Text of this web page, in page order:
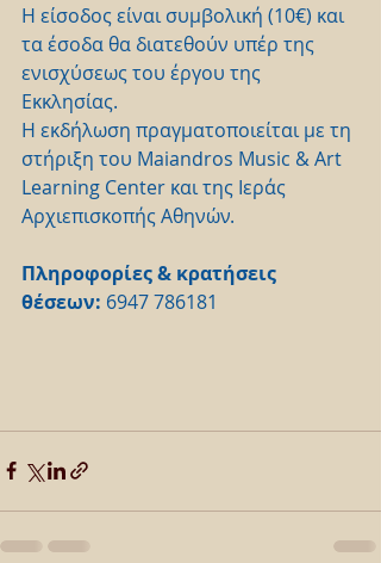
Η είσοδος είναι συμβολική (10€) και
τα έσοδα θα διατεθούν υπέρ της
ενισχύσεως του έργου της
Εκκλησίας.
Η εκδήλωση πραγματοποιείται με τη
στήριξη του Maiandros Music & Art
Learning Center και της Ιεράς
Αρχιεπισκοπής Αθηνών.
Πληροφορίες & κρατήσεις
θέσεων: 6947 786181